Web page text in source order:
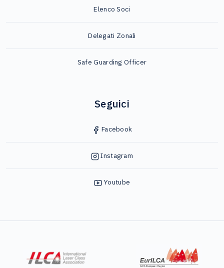
Elenco Soci
Delegati Zonali
Safe Guarding Officer
Seguici
Facebook
Instagram
Youtube